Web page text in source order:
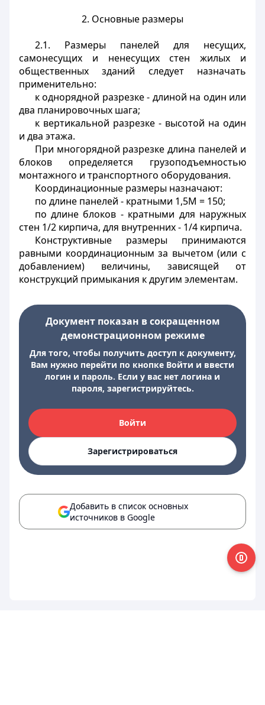
2. Основные размеры
2.1. Размеры панелей для несущих,
самонесущих и ненесущих стен жилых и
общественных зданий следует назначать
применительно:
к однорядной разрезке - длиной на один или
два планировочных шага;
к вертикальной разрезке - высотой на один
и два этажа.
При многорядной разрезке длина панелей и
блоков определяется грузоподъемностью
монтажного и транспортного оборудования.
Координационные размеры назначают:
по длине панелей - кратными 1,5М = 150;
по длине блоков - кратными для наружных
стен 1/2 кирпича, для внутренних - 1/4 кирпича.
Конструктивные размеры принимаются
равными координационным за вычетом (или с
добавлением) величины, зависящей от
конструкций примыкания к другим элементам.
Документ показан в сокращенном
демонстрационном режиме
Для того, чтобы получить доступ к документу,
Вам нужно перейти по кнопке Войти и ввести
логин и пароль. Если у вас нет логина и
пароля, зарегистрируйтесь.
Войти
Зарегистрироваться
Добавить в список основных
источников в Google